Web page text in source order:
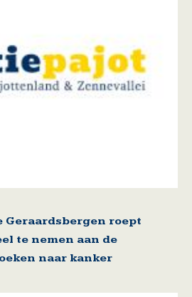
Geraardsbergen roept
te nemen aan de
naar kanker